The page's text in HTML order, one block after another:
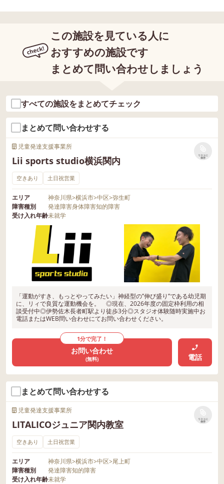
この施設を見ている人に
おすすめの施設です
まとめて問い合わせしましょう
すべての施設をまとめてチェック
まとめて問い合わせする
児童発達支援事業所
Lii sports studio横浜関内
リストに
保存
空きあり 土日祝営業
エリア 神奈川県>横浜市>中区>弥生町
障害種別
発達障害身体障害知的障害
受け入れ年齢未就学
「運動がすき、もっとやってみたい」神経型の”伸び盛り”である幼児期
に、リィで良質な運動機会を。 ◎現在、2026年度の固定枠利用の相
談受付中◎伊勢佐木長者町駅より徒歩3分◎スタジオ体験随時実施中お
電話またはWEB問い合わせにてお問い合わせください。
1分で完了！
お問い合わせ
(無料) 電話
まとめて問い合わせする
児童発達支援事業所
LITALICOジュニア関内教室
リストに
保存
空きあり 土日祝営業
エリア 神奈川県>横浜市>中区>尾上町
障害種別
発達障害知的障害
受け入れ年齢未就学